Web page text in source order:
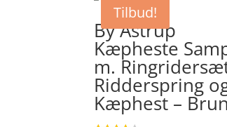
Tilbud!
By Astrup
Kæpheste
m.
Ridderspring
Kæphest –